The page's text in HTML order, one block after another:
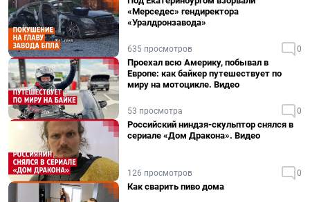
«Мерседес» гендиректора
«Уралдронзавода»
635 просмотров 0
Проехал всю Америку, побывал в
Европе: как байкер путешествует по
миру на мотоцикле. Видео
53 просмотра 0
Российский ниндзя-скульптор снялся в
сериале «Дом Дракона». Видео
126 просмотров 0
Как сварить пиво дома